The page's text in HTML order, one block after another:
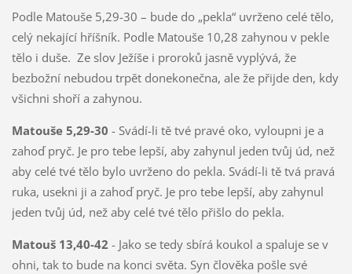
Podle Matouše 5,29-30 – bude do „pekla“ uvrženo celé tělo,
celý nekající hříšník. Podle Matouše 10,28 zahynou v pekle
tělo i duše. Ze slov Ježíše i proroků jasně vyplývá, že
bezbožní nebudou trpět donekonečna, ale že přijde den, kdy
všichni shoří a zahynou.
Matouše 5,29-30 - Svádí-li tě tvé pravé oko, vyloupni je a
zahoď pryč. Je pro tebe lepší, aby zahynul jeden tvůj úd, než
aby celé tvé tělo bylo uvrženo do pekla. Svádí-li tě tvá pravá
ruka, usekni ji a zahoď pryč. Je pro tebe lepší, aby zahynul
jeden tvůj úd, než aby celé tvé tělo přišlo do pekla.
Matouš 13,40-42 - Jako se tedy sbírá koukol a spaluje se v
ohni, tak to bude na konci světa. Syn člověka pošle své